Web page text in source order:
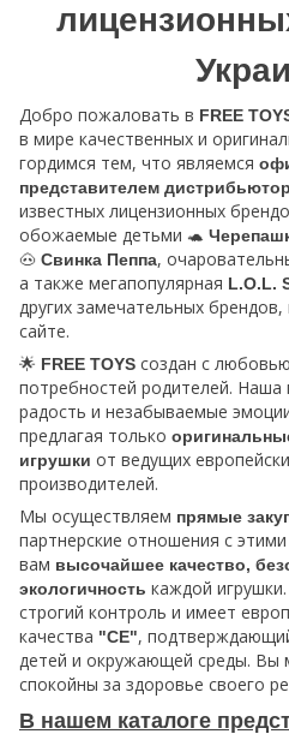
Добро пожаловать в FREE
в мире качественных и
гордимся тем, что являемся
представителем
известных лицензионных
обожаемые детьми 🐢
🐽 Свинка Пеппа,
а также мегапопулярная L.O.L.
других замечательных
сайте.
🌟 FREE TOYS создан с
потребностей родителей. Наша
радость и незабываемые
предлагая только
игрушки от ведущих
производителей.
Мы осуществляем прямые
партнерские отношения с
вам высочайшее качество,
экологичность каждой
строгий контроль и имеет
качества "СЕ",
детей и окружающей среды.
спокойны за здоровье своего
В нашем каталоге